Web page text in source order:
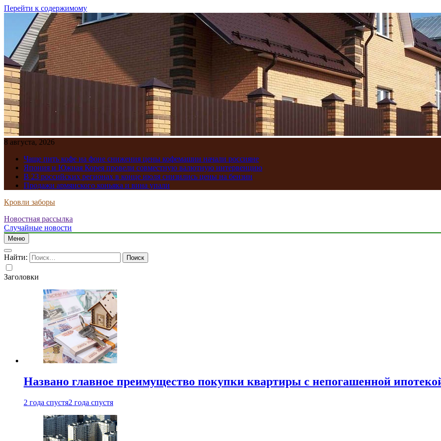
Перейти к содержимому
8 августа, 2026
Чаще пить кофе на фоне снижения цены кофемашин начали россияне
Япония и Южная Корея провели совместную валютную интервенцию
В 23 российских регионах в конце июля снизились цены на бензин
Продажи армянского коньяка и вина упали
Кровли заборы
Новостная рассылка
Случайные новости
Меню
Найти:
Заголовки
Названо главное преимущество покупки квартиры с непогашенной
2 года спустя2 года спустя